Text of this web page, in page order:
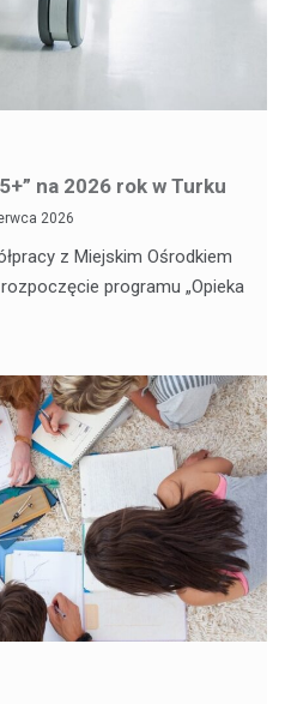
na 2026 rok w Turku
2026
z Miejskim Ośrodkiem
programu „Opieka